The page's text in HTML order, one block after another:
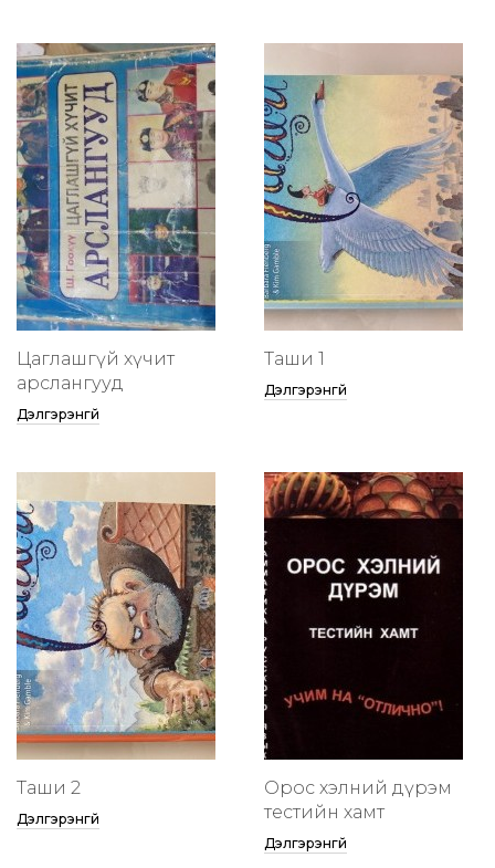
Цаглашгүй хүчит
арслангууд
Дэлгэрэнгүй
Таши 1
Дэлгэрэнгүй
Таши 2
Дэлгэрэнгүй
Орос хэлний дүрэм
тестийн хамт
Дэлгэрэнгүй